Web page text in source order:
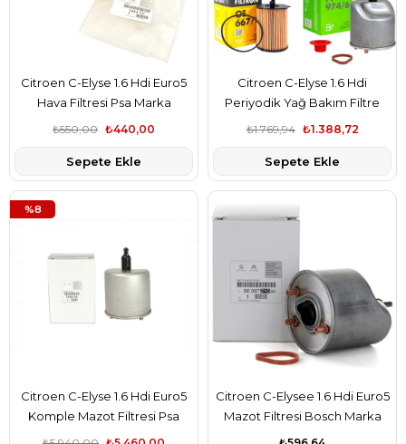
Citroen C-Elyse 1.6 Hdi Euro5
Hava Filtresi Psa Marka
1444.TV
₺440,00
₺550,00
Sepete Ekle
Citroen C-Elyse 1.6 Hdi
Periyodik Yağ Bakım Filtre
Seti Filtron Marka 1444.TV-
9678792080
₺1.388,72
₺1.769,94
Sepete Ekle
Citroen C-Elyse 1.6 Hdi Euro5
Komple Mazot Filtresi Psa
Marka 1901.97
%8
Citroen C-Elysee 1.6 Hdi Euro5
Mazot Filtresi Bosch Marka
F026402862